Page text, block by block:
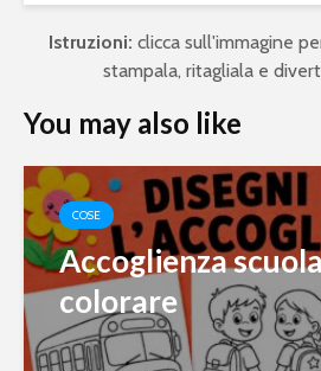
Istruzioni: clicca sull'immagine
stampala, ritagliala e
You may also like
COSE
Accoglienza
colorare